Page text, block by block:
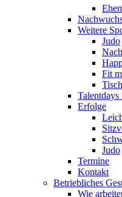
Weitere
Judo
Fit
Talentdays
Erfolge
Judo
Termine
Kontakt
Betriebliches
Wie